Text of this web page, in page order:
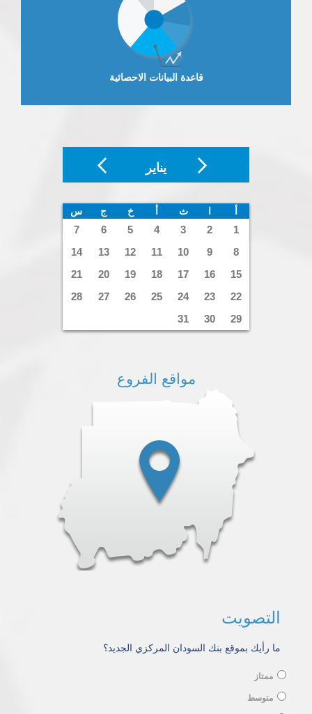
قاعدة البيانات الاحصائية
يناير
ث خ ج س
1
2
3
4
5
6
7
8
9
10
11
12
13
14
15
16
17
18
19
20
21
22
23
24
25
26
27
28
29
30
31
مواقع الفروع
التصويت
ما رأيك بموقع بنك السودان المركزي الجديد؟
ممتاز
متوسط